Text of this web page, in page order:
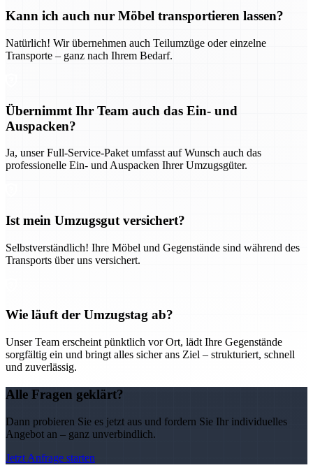
Kann ich auch nur Möbel transportieren lassen?
Natürlich! Wir übernehmen auch Teilumzüge oder einzelne
Transporte – ganz nach Ihrem Bedarf.
Übernimmt Ihr Team auch das Ein- und
Auspacken?
Ja, unser Full-Service-Paket umfasst auf Wunsch auch das
professionelle Ein- und Auspacken Ihrer Umzugsgüter.
Ist mein Umzugsgut versichert?
Selbstverständlich! Ihre Möbel und Gegenstände sind während des
Transports über uns versichert.
Wie läuft der Umzugstag ab?
Unser Team erscheint pünktlich vor Ort, lädt Ihre Gegenstände
sorgfältig ein und bringt alles sicher ans Ziel – strukturiert, schnell
und zuverlässig.
Alle Fragen geklärt?
Dann probieren Sie es jetzt aus und fordern Sie Ihr individuelles
Angebot an – ganz unverbindlich.
Jetzt Anfrage starten